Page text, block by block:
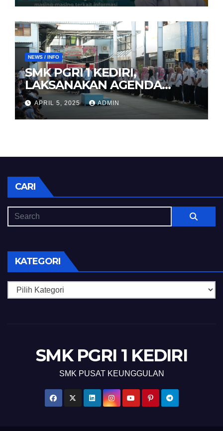
NEWS / INFO
SMK PGRI 1 KEDIRI,
LAKSANAKAN AGENDA
HALAL BIHALAL
APRIL 5, 2025 ADMIN
CARI
KATEGORI
Kategori
SMK PGRI 1 KEDIRI
SMK PUSAT KEUNGGULAN